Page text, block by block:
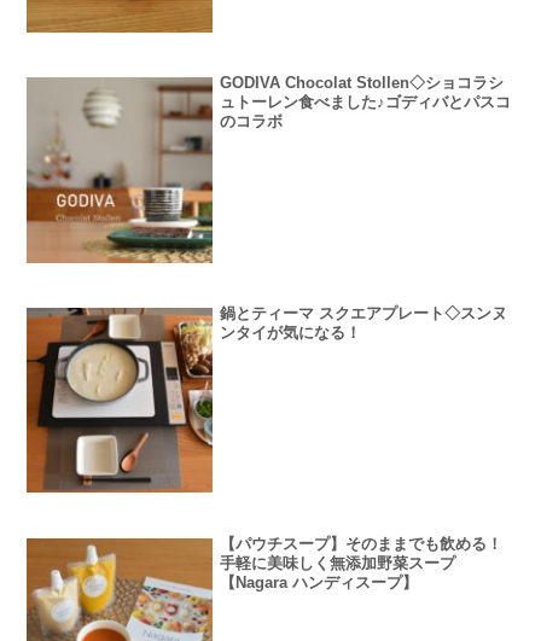
GODIVA Chocolat Stollen◇ショコラシ
ュトーレン食べました♪ゴディバとパスコ
のコラボ
鍋とティーマ スクエアプレート◇スンヌ
ンタイが気になる！
【パウチスープ】そのままでも飲める！
手軽に美味しく無添加野菜スープ
【Nagara ハンディスープ】